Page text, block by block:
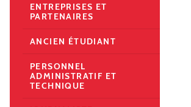
ENTREPRISES ET
PARTENAIRES
ANCIEN ÉTUDIANT
PERSONNEL
ADMINISTRATIF ET
TECHNIQUE